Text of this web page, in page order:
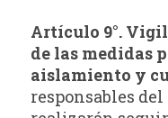
Artículo 9°.
de las medidas
aislamiento y
responsables